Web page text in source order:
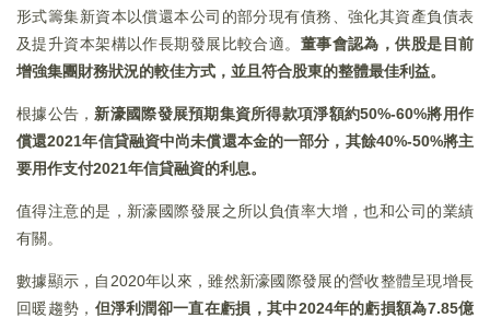
形式籌集新資本以償還本公司的部分現有債務、強化其資產負債表
及提升資本架構以作長期發展比較合適。 董事會認為，供股是目前
增強集團財務狀況的較佳方式，並且符合股東的整體最佳利益。
根據公告， 新濠國際發展預期集資所得款項淨額約50%-60%將用作
償還2021年信貸融資中尚未償還本金的一部分，其餘40%-50%將主
要用作支付2021年信貸融資的利息。
值得注意的是，新濠國際發展之所以負債率大增，也和公司的業績
有關。
數據顯示，自2020年以來，雖然新濠國際發展的營收整體呈現增長
回暖趨勢， 但淨利潤卻一直在虧損，其中2024年的虧損額為7.85億